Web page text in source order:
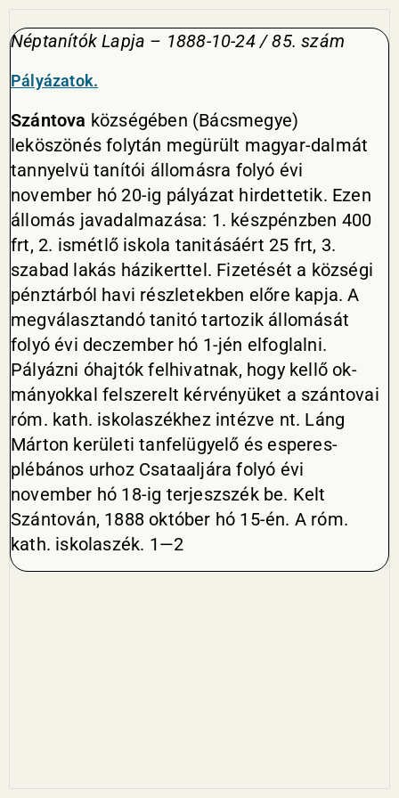
Néptanítók Lapja – 1888-10-24 / 85. szám
Pályázatok.
Szántova községében (Bácsmegye)
leköszönés folytán megürült magyar-dalmát
tannyelvü tanítói állomásra folyó évi
november hó 20-ig pályázat hirdettetik. Ezen
állomás javadalmazása: 1. készpénzben 400
frt, 2. ismétlő iskola tanitásáért 25 frt, 3.
szabad lakás házikerttel. Fizetését a községi
pénztárból havi részletekben előre kapja. A
megválasztandó tanitó tartozik állomását
folyó évi deczember hó 1-jén elfog­lalni.
Pályázni óhajtók felhivatnak, hogy kellő ok­
mányokkal felszerelt kérvényüket a szántovai
róm. kath. iskolaszékhez intézve nt. Láng
Márton kerületi tanfelügyelő és esperes-
plébános urhoz Csataaljára folyó évi
november hó 18-ig terjeszszék be. Kelt
Szántován, 1888 október hó 15-én. A róm.
kath. iskolaszék. 1—2